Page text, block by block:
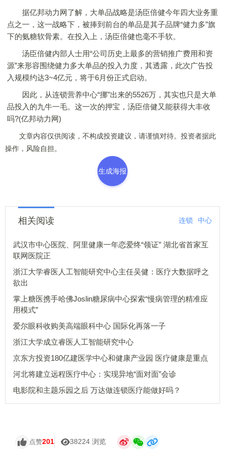
据亿邦动力网了解，大单品战略是汤臣倍健今年四大业务重
点之一，这一战略下，被捧到前台的单品是其子品牌“健力多”旗
下的氨糖软骨素。在投入上，汤臣倍健也毫不手软。
汤臣倍健内部人士用“公司历史上最多的营销推广费用和资
源”来形容围绕健力多大单品的投入力度，其透露，此次广告投
入规模约达3~4亿元，将于6月份正式启动。
因此，从连锁营养中心“挪”出来的5526万，其实也只是大单
品投入的九牛一毛。这一次的押宝，汤臣倍健又能获得大丰收
吗?(亿邦动力网)
文章内容仅供阅读，不构成投资建议，请谨慎对待。投资者据此
操作，风险自担。
生成海报
相关阅读 连锁 中心
武汉市中心医院、阿里健康一年恋爱终“领证” 湖北省首家互
联网医院正
浙江大学睿医人工智能研究中心主任吴健：医疗大数据呼之
欲出
掌上糖医携手哈佛Joslin糖尿病中心探索“慢病管理的精准应
用模式”
爱尔眼科收购美高端眼科中心 国际化再落一子
浙江大学成立睿医人工智能研究中心
京东方投资180亿建医学中心和健康产业园 医疗健康是重点
河北将建立远程医疗中心：实现异地“面对面”会诊
电影院和主题乐园之后 万达做连锁医疗能做好吗？
点赞201 38224 浏览